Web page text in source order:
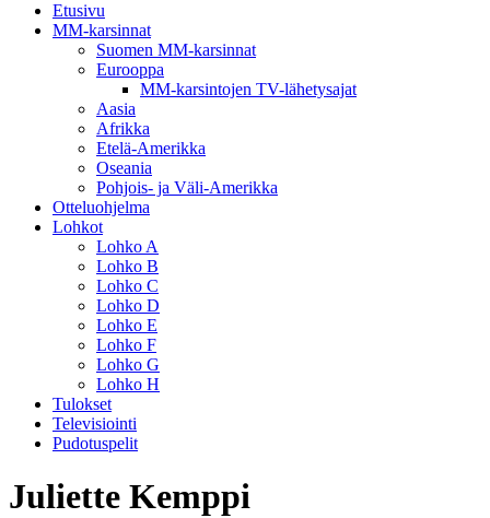
Etusivu
MM-karsinnat
Suomen MM-karsinnat
Eurooppa
MM-karsintojen TV-lähetysajat
Aasia
Afrikka
Etelä-Amerikka
Oseania
Pohjois- ja Väli-Amerikka
Otteluohjelma
Lohkot
Lohko A
Lohko B
Lohko C
Lohko D
Lohko E
Lohko F
Lohko G
Lohko H
Tulokset
Televisiointi
Pudotuspelit
Juliette Kemppi